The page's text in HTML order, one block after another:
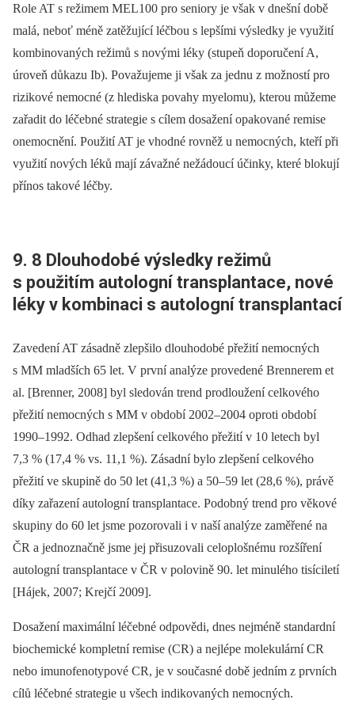
Role AT s režimem MEL100 pro seniory je však v dnešní době
malá, neboť méně zatěžující léčbou s lepšími výsledky je využití
kombinovaných režimů s novými léky (stupeň doporučení A,
úroveň důkazu Ib). Považujeme ji však za jednu z možností pro
rizikové nemocné (z hlediska povahy myelomu), kterou můžeme
zařadit do léčebné strategie s cílem dosažení opakované remise
onemocnění. Použití AT je vhodné rovněž u nemocných, kteří při
využití nových léků mají závažné nežádoucí účinky, které blokují
přínos takové léčby.
9. 8 Dlouhodobé výsledky režimů
s použitím autologní transplantace, nové
léky v kombinaci s autologní transplantací
Zavedení AT zásadně zlepšilo dlouhodobé přežití nemocných
s MM mladších 65 let. V první analýze provedené Brennerem et
al. [Brenner, 2008] byl sledován trend prodloužení celkového
přežití nemocných s MM v období 2002–2004 oproti období
1990–1992. Odhad zlepšení celkového přežití v 10 letech byl
7,3 % (17,4 % vs. 11,1 %). Zásadní bylo zlepšení celkového
přežití ve skupině do 50 let (41,3 %) a 50–59 let (28,6 %), právě
díky zařazení autologní transplantace. Podobný trend pro věkové
skupiny do 60 let jsme pozorovali i v naší analýze zaměřené na
ČR a jednoznačně jsme jej přisuzovali celoplošnému rozšíření
autologní transplantace v ČR v polovině 90. let minulého tisíciletí
[Hájek, 2007; Krejčí 2009].
Dosažení maximální léčebné odpovědi, dnes nejméně standardní
biochemické kompletní remise (CR) a nejlépe molekulární CR
nebo imunofenotypové CR, je v současné době jedním z prvních
cílů léčebné strategie u všech indikovaných nemocných.